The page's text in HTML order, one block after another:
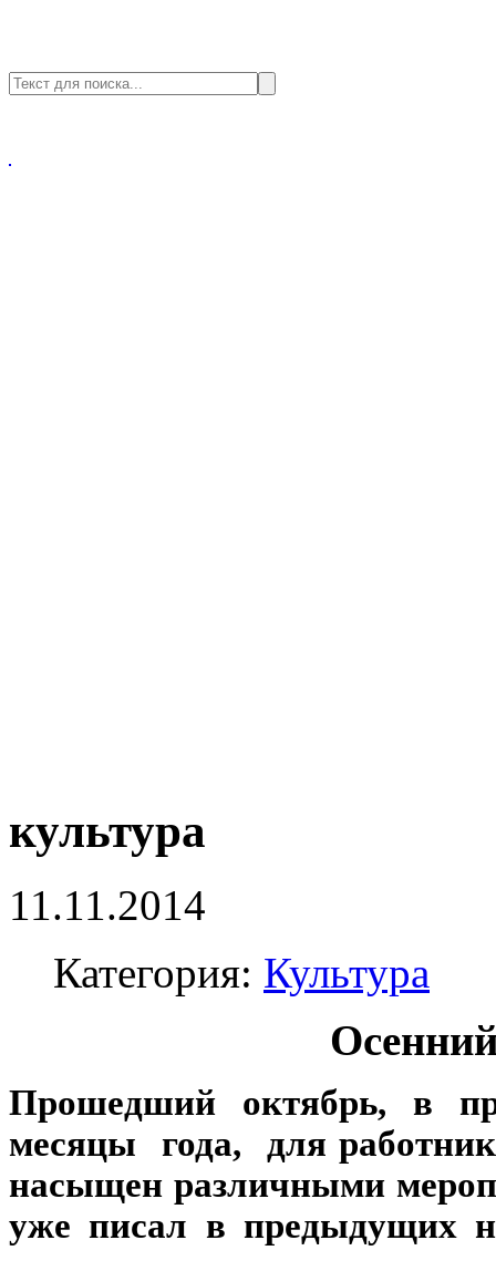
культура
11.11.2014
Категория: Культура
Прошедший октябрь, в
месяцы года, для
насыщен различными
уже писал в предыдущих